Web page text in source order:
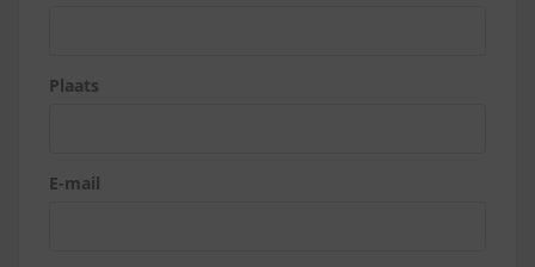
Plaats
E-mail